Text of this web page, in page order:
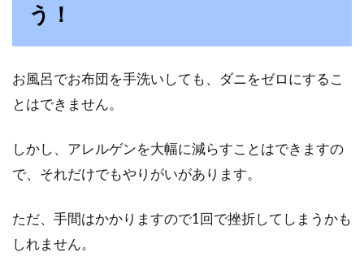
う！
お風呂でお布団を手洗いしても、ダニをゼロにするこ
とはできません。
しかし、アレルゲンを大幅に減らすことはできますの
で、それだけでもやりがいがあります。
ただ、手間はかかりますので1回で挫折してしまうかも
しれません。